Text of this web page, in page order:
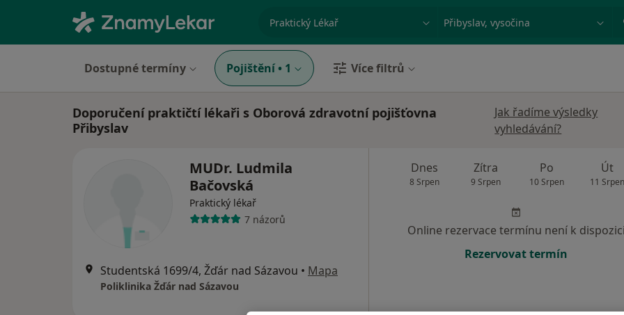
specializace, nemoc nebo příjmení Město nebo region
Dostupné termíny Pojištění • 1 Více filtrů
Doporučení praktičtí lékaři s Oborová zdravotní pojišťovna
Přibyslav
Jak řadíme výsledky
vyhledávání?
MUDr. Ludmila
Bačovská
Praktický lékař
7 názorů
Studentská 1699/4, Žďár nad Sázavou • Mapa
Poliklinika Žďár nad Sázavou
Dnes
8 Srpen
Zítra
9 Srpen
Po
10 Srpen
Út
11 Srpen
Online rezervace termínu není k dispozici
Rezervovat termín